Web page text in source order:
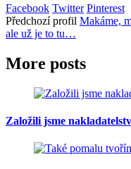
Facebook Twitter Pinterest
Předchozíprofil Makáme,
ale už je to tu…
More posts
Založili jsme